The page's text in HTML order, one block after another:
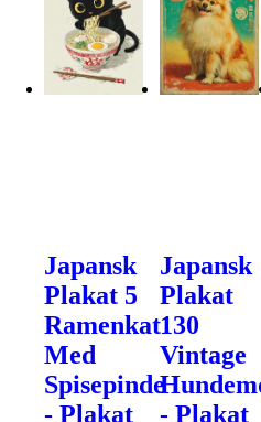
Japansk
Plakat 5
Ramenkat
Med
Spisepinde
- Plakat
Japansk
Plakat
130
Vintage
- Plakat